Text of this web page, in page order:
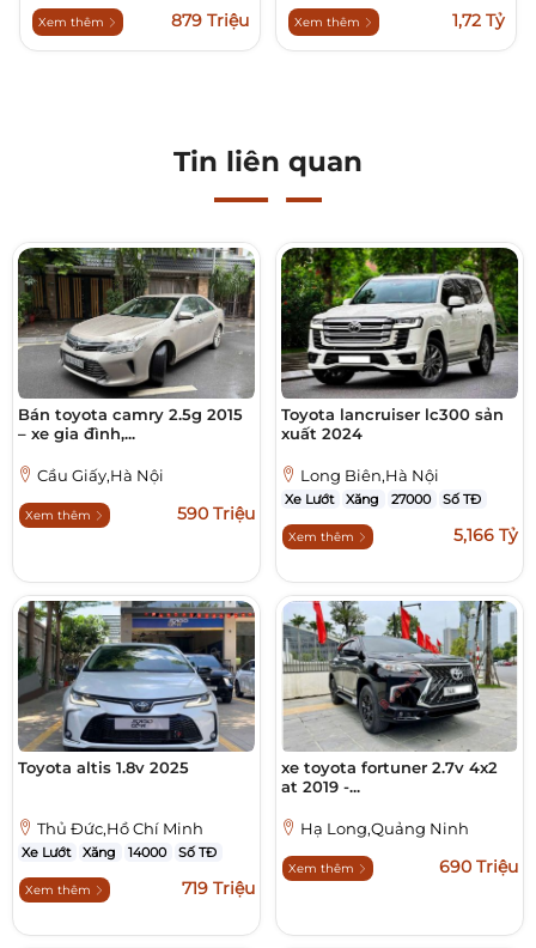
Xem thêm 879 Triệu Xem thêm 1,72 Tỷ
Tin liên quan
Bán toyota camry 2.5g 2015
– xe gia đình,...
Cầu Giấy,Hà Nội
Xem thêm 590 Triệu
Toyota lancruiser lc300 sản
xuất 2024
Long Biên,Hà Nội
Xe Lướt Xăng 27000 Số TĐ
Xem thêm 5,166 Tỷ
Toyota altis 1.8v 2025
Thủ Đức,Hồ Chí Minh
Xe Lướt Xăng 14000 Số TĐ
Xem thêm 719 Triệu
xe toyota fortuner 2.7v 4x2
at 2019 -...
Hạ Long,Quảng Ninh
Xem thêm 690 Triệu